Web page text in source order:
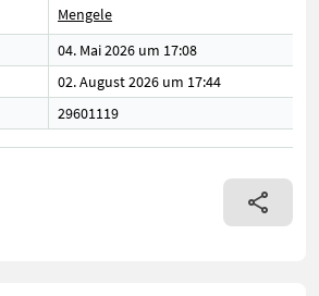
Mengele
04. Mai 2026 um 17:08
02. August 2026 um 17:44
29601119